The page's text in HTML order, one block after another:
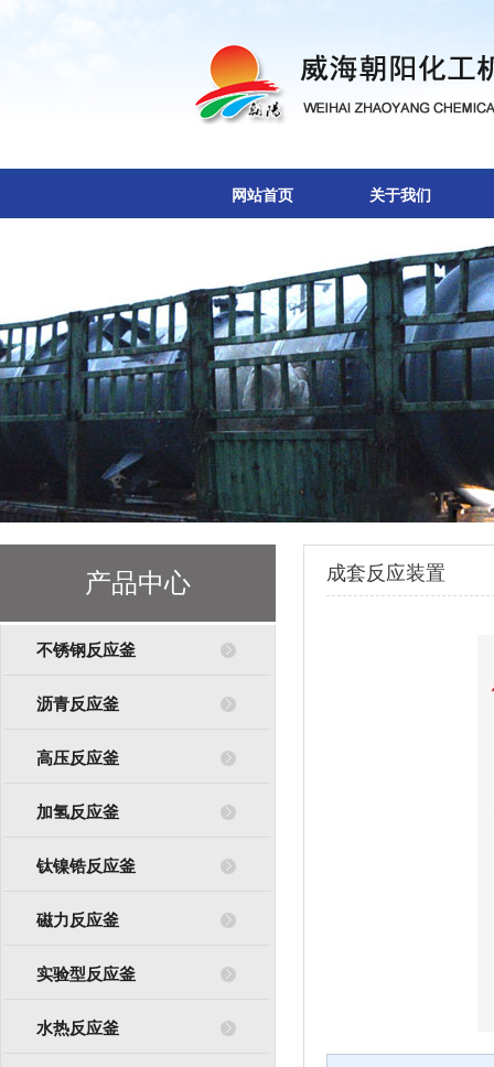
网站首页 关于我们
产品中心
不锈钢反应釜
沥青反应釜
高压反应釜
加氢反应釜
钛镍锆反应釜
磁力反应釜
实验型反应釜
水热反应釜
成套反应装置